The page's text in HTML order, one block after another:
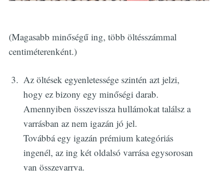
(Magasabb minőségű ing, több öltésszámmal
centiméterenként.)
Az öltések egyenletessége szintén azt jelzi,
hogy ez bizony egy minőségi darab.
Amennyiben összevissza hullámokat találsz a
varrásban az nem igazán jó jel.
Továbbá egy igazán prémium kategóriás
ingenél, az ing két oldalsó varrása egysorosan
van összevarrva.